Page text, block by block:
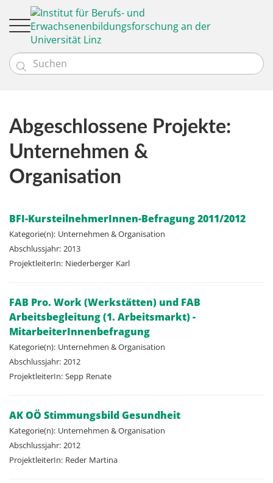
Profil
Unsere Kund:innen
Kontakt
Bildungsgütesiegel
Bildungseinrichtungen (EBQ)
Bibliotheken (Q-BIB)
Forschung
Aktuelle Projekte
Abgeschlossene Projekte
Projektsuche
News

Abgeschlossene Projekte:
Unternehmen &
Organisation
BFI-KursteilnehmerInnen-Befragung 2011/2012
Kategorie(n): Unternehmen & Organisation
Abschlussjahr: 2013
ProjektleiterIn: Niederberger Karl
FAB Pro. Work (Werkstätten) und FAB
Arbeitsbegleitung (1. Arbeitsmarkt) -
MitarbeiterInnenbefragung
Kategorie(n): Unternehmen & Organisation
Abschlussjahr: 2012
ProjektleiterIn: Sepp Renate
AK OÖ Stimmungsbild Gesundheit
Kategorie(n): Unternehmen & Organisation
Abschlussjahr: 2012
ProjektleiterIn: Reder Martina